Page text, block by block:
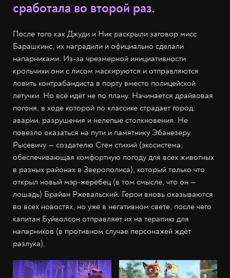
сработала во второй раз.
После того как Джуди и Ник раскрыли заговор мисс
Барашкинс, их наградили и официально сделали
напарниками. Из-за чрезмерной инициативности
крольчихи они с лисом маскируются и отправляются
ловить контрабандиста в порту вместо полицейской
летучки. Но всё идёт не по плану. Начинается драйвовая
погоня, в ходе которой по классике страдает город:
аварии, разрушения и нелепые столкновения. Не
повезло оказаться на пути и памятнику Эбанезеру
Рысевичу — создателю Стен стихий (экосистема,
обеспечивающая комфортную погоду для всех животных
в разных районах в Зверополиса), который только что
открыл новый мэр-жеребец (в том смысле, что он —
лошадь) Брайан Ржевальский. Герои вновь оказываются
во всех новостях, но уже в негативном свете, после чего
капитан Буйволсон отправляет их на терапию для
напарников (в противном случае персонажей ждёт
разлука).